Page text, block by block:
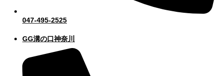
047-495-2525
GG溝の口神奈川